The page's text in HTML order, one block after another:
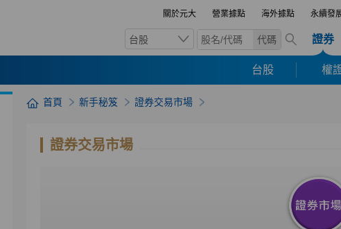
關於元大 營業據點 海外據點 永續發
台股 代碼 證券
台股 權
首頁 新手秘笈 證券交易市場
證券交易市場